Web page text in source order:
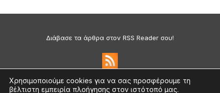
Διάβασε τα άρθρα στον RSS Reader σου!
Χρησιμοποιούμε cookies για να σας προσφέρουμε τη
βέλτιστη εμπειρία πλοήγησης στον ιστότοπό μας.